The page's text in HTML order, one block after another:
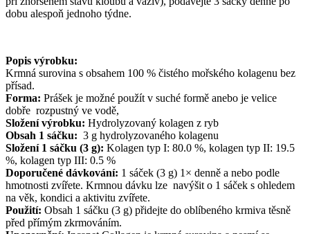
dobu alespoň jednoho týdne.
Popis výrobku:
Krmná surovina s obsahem 100 % čistého mořského kolagenu bez
přísad.
Forma: Prášek je možné použít v suché formě anebo je velice
dobře rozpustný ve vodě,
Složení výrobku: Hydrolyzovaný kolagen z ryb
Obsah 1 sáčku: 3 g hydrolyzovaného kolagenu
Složení 1 sáčku (3 g): Kolagen typ I: 80.0 %, kolagen typ II: 19.5
%, kolagen typ III: 0.5 %
Doporučené dávkování: 1 sáček (3 g) 1× denně a nebo podle
hmotnosti zvířete. Krmnou dávku lze navýšit o 1 sáček s ohledem
na věk, kondici a aktivitu zvířete.
Použití: Obsah 1 sáčku (3 g) přidejte do oblíbeného krmiva těsně
před přímým zkrmováním.